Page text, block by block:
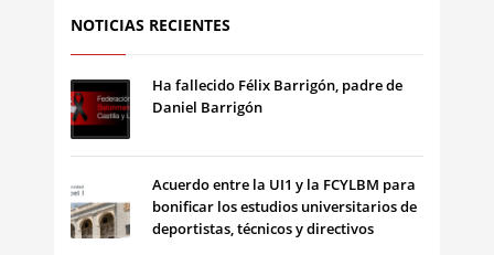
NOTICIAS RECIENTES
Ha fallecido Félix Barrigón, padre de
Daniel Barrigón
Acuerdo entre la UI1 y la FCYLBM para
bonificar los estudios universitarios de
deportistas, técnicos y directivos